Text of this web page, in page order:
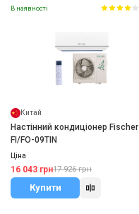
В наявності
Китай
Настінний кондиціонер Fischer
FI/FO-09TIN
Ціна
16 043 грн17 926 грн
Купити